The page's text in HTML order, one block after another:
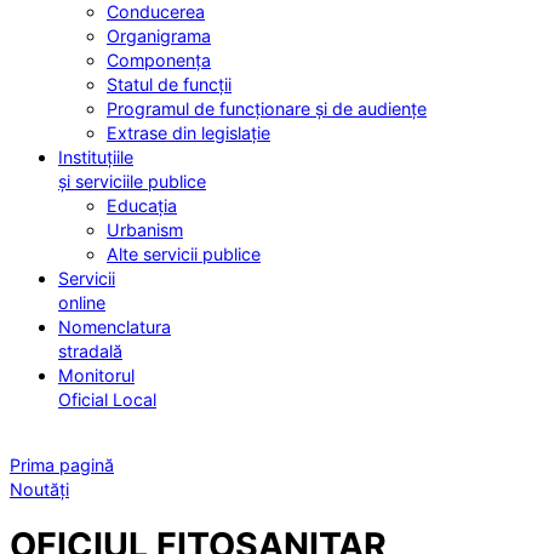
Conducerea
Organigrama
Componența
Statul de funcții
Programul de funcționare și de audiențe
Extrase din legislație
Instituțiile
și serviciile publice
Educația
Urbanism
Alte servicii publice
Servicii
online
Nomenclatura
stradală
Monitorul
Oficial Local
Prima pagină
Noutăți
OFICIUL FITOSANITAR